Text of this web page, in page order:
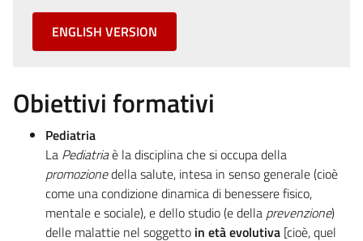
ENGLISH VERSION
Obiettivi formativi
Pediatria
La Pediatriaè la disciplina che si occupa della
promozionedella salute, intesa in senso generale (cioè
come una condizione dinamica di benessere fisico,
mentale e sociale), e dello studio (e della prevenzione)
delle malattie nel soggetto in età evolutiva [cioè, quel